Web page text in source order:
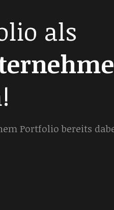
als
Portfolio bereits